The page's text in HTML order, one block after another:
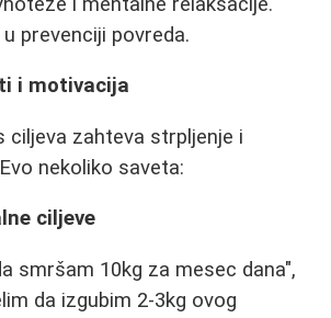
prevenciji povreda.
i motivacija
ciljeva zahteva strpljenje i
nekoliko saveta:
ciljeve
smršam 10kg za mesec dana",
da izgubim 2-3kg ovog